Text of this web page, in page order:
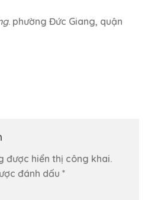
. phường Đức Giang, quận
được hiển thị công khai.
đánh dấu *